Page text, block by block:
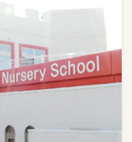
を支援！
逃さず
と